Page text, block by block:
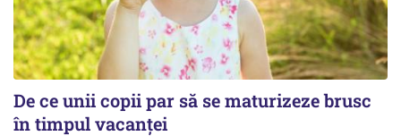
De ce unii copii par să se maturizeze brusc
în timpul vacanței